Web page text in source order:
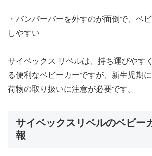
・バンパーバーを外すのが面倒で、ベ
しやすい​
サイベックス リベルは、持ち運びやす
る便利なベビーカーですが、新生児期に
荷物の取り扱いに注意が必要です。
サイベックスリベルのベビー
報